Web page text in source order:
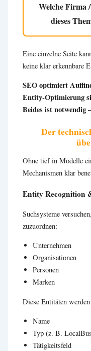
Welche Firma
dieses
Eine einzelne Seite
keine klar erkennbare
SEO optimiert
Entity-Optimierung
Beides ist notwendig
Der
Ohne tief in Modelle
Mechanismen klar
Entity Recognition
Suchsysteme
zuzuordnen:
Unternehmen
Organisationen
Personen
Marken
Diese Entitäten
Name
Typ (z. B.
Tätigkeitsfeld